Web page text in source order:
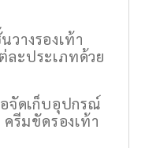
างรองเท้า
ละประเภทด้วย
จัดเก็บอุปกรณ์
รีมขัดรองเท้า